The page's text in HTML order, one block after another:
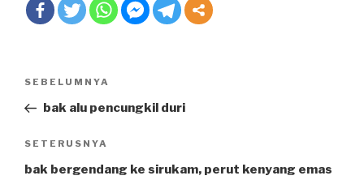
Post
Previous
Post
SEBELUMNYA
bak alu pencungkil duri
Next
Post
SETERUSNYA
bak bergendang ke sirukam, perut kenyang emas